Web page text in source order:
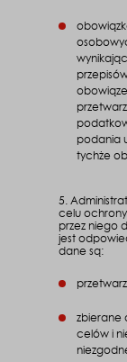
podania
tychże
5.
celu
przez niego
jest
dane są:
zbierane
celów i